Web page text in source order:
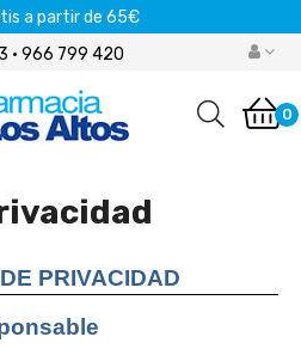
a partir de 65€
· 966 799 420
0
PRIVACIDAD